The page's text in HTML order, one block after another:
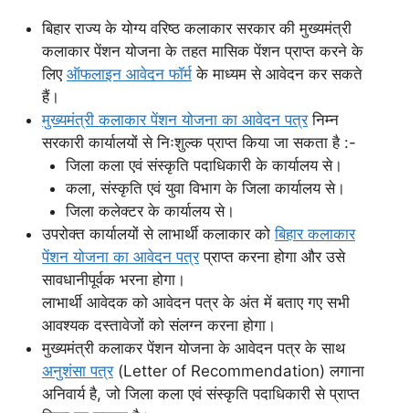
बिहार राज्य के योग्य वरिष्ठ कलाकार सरकार की मुख्यमंत्री
कलाकार पेंशन योजना के तहत मासिक पेंशन प्राप्त करने के
लिए ऑफलाइन आवेदन फॉर्म के माध्यम से आवेदन कर सकते
हैं।
मुख्यमंत्री कलाकार पेंशन योजना का आवेदन पत्रनिम्न
सरकारी कार्यालयों से निःशुल्क प्राप्त किया जा सकता है :-
जिला कला एवं संस्कृति पदाधिकारी के कार्यालय से।
कला, संस्कृति एवं युवा विभाग के जिला कार्यालय से।
जिला कलेक्टर के कार्यालय से।
उपरोक्त कार्यालयों से लाभार्थी कलाकार कोबिहार कलाकार
पेंशन योजना का आवेदन पत्रप्राप्त करना होगा और उसे
सावधानीपूर्वक भरना होगा।
लाभार्थी आवेदक को आवेदन पत्र के अंत में बताए गए सभी
आवश्यक दस्तावेजों को संलग्न करना होगा।
मुख्यमंत्री कलाकर पेंशन योजना के आवेदन पत्र के साथ
अनुशंसा पत्र(Letter of Recommendation) लगाना
अनिवार्य है, जो जिला कला एवं संस्कृति पदाधिकारी से प्राप्त